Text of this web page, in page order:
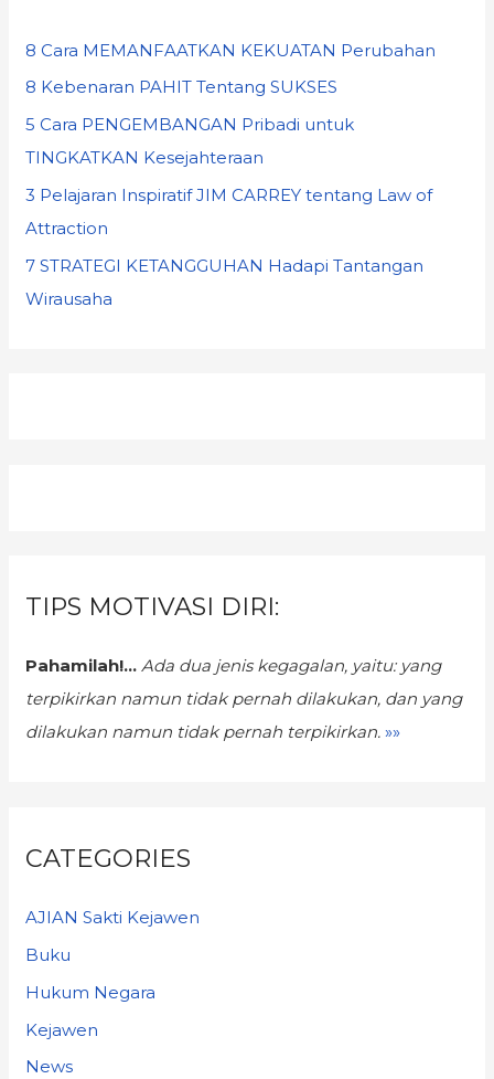
8 Cara MEMANFAATKAN KEKUATAN Perubahan
8 Kebenaran PAHIT Tentang SUKSES
5 Cara PENGEMBANGAN Pribadi untuk
TINGKATKAN Kesejahteraan
3 Pelajaran Inspiratif JIM CARREY tentang Law of
Attraction
7 STRATEGI KETANGGUHAN Hadapi Tantangan
Wirausaha
TIPS MOTIVASI DIRI:
Pahamilah!... Ada dua jenis kegagalan, yaitu: yang
terpikirkan namun tidak pernah dilakukan, dan yang
dilakukan namun tidak pernah terpikirkan. »»
CATEGORIES
AJIAN Sakti Kejawen
Buku
Hukum Negara
Kejawen
News